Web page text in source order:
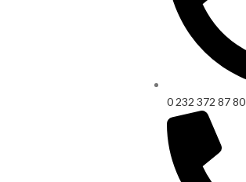
0 232 372 87 80